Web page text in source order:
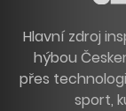
Hlavní zdroj
hýbou
přes
sport,